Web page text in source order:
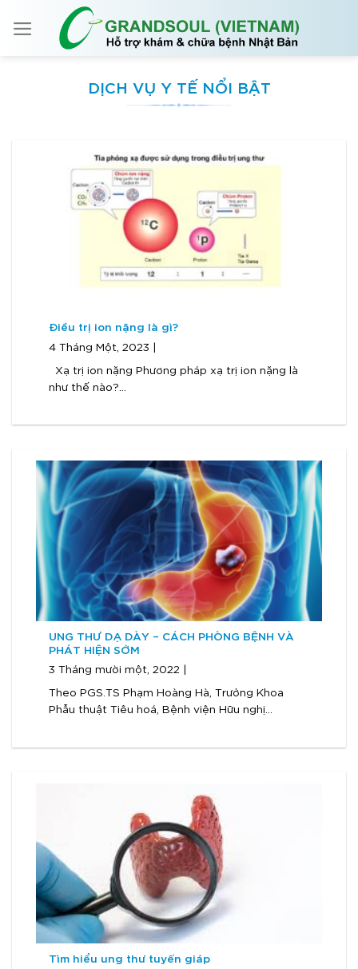
DỊCH VỤ Y TẾ NỔI BẬT
Điều trị ion nặng là gì?
4 Tháng Một, 2023 |
Xạ trị ion nặng Phương pháp xạ trị ion nặng là
như thế nào?...
UNG THƯ DẠ DÀY – CÁCH PHÒNG BỆNH VÀ
PHÁT HIỆN SỚM
3 Tháng mười một, 2022 |
Theo PGS.TS Phạm Hoàng Hà, Trưởng Khoa
Phẫu thuật Tiêu hoá, Bệnh viện Hữu nghị...
Tìm hiểu ung thư tuyến giáp